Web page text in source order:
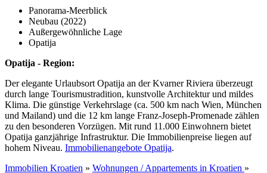
Panorama-Meerblick
Neubau (2022)
Außergewöhnliche Lage
Opatija
Opatija - Region:
Der elegante Urlaubsort Opatija an der Kvarner Riviera überzeugt
durch lange Tourismustradition, kunstvolle Architektur und mildes
Klima. Die günstige Verkehrslage (ca. 500 km nach Wien, München
und Mailand) und die 12 km lange Franz-Joseph-Promenade zählen
zu den besonderen Vorzügen. Mit rund 11.000 Einwohnern bietet
Opatija ganzjährige Infrastruktur. Die Immobilienpreise liegen auf
hohem Niveau. Immobilienangebote Opatija.
Immobilien Kroatien » Wohnungen / Appartements in Kroatien »